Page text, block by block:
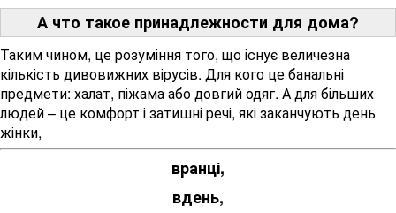
А что такое принадлежности для дома?
Таким чином, це розуміння того, що існує величезна
кількість дивовижних вірусів. Для кого це банальні
предмети: халат, піжама або довгий одяг. А для більших
людей – це комфорт і затишні речі, які заканчують день
жінки,
вранці,
вдень,